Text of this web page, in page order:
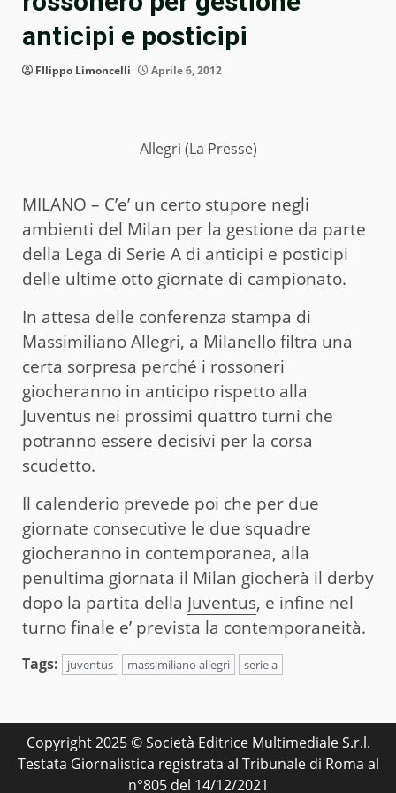
anticipi e posticipi
FIlippo Limoncelli Aprile 6, 2012
Allegri (La Presse)
MILANO – C’e’ un certo stupore negli
ambienti del Milan per la gestione da parte
della Lega di Serie A di anticipi e posticipi
delle ultime otto giornate di campionato.
In attesa delle conferenza stampa di
Massimiliano Allegri, a Milanello filtra una
certa sorpresa perché i rossoneri
giocheranno in anticipo rispetto alla
Juventus nei prossimi quattro turni che
potranno essere decisivi per la corsa
scudetto.
Il calenderio prevede poi che per due
giornate consecutive le due squadre
giocheranno in contemporanea, alla
penultima giornata il Milan giocherà il derby
dopo la partita della Juventus, e infine nel
turno finale e’ prevista la contemporaneità.
Tags: juventus massimiliano allegri serie a
Copyright 2025 © Società Editrice Multimediale S.r.l.
Testata Giornalistica registrata al Tribunale di Roma al
n°805 del 14/12/2021